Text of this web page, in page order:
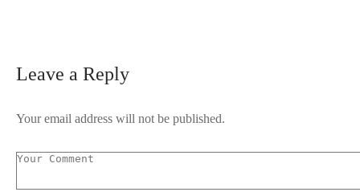
Leave a Reply
Your email address will not be published.